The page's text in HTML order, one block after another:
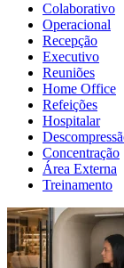
Colaborativo
Operacional
Recepção
Executivo
Reuniões
Home Office
Refeições
Hospitalar
Concentração
Área Externa
Treinamento